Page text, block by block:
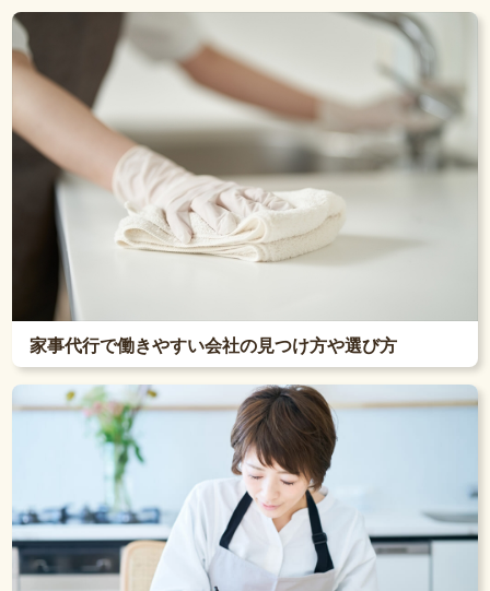
家事代行で働きやすい会社の見つけ方や選び方